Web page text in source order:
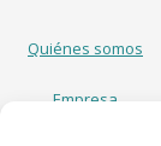
Quiénes somos
Empresa